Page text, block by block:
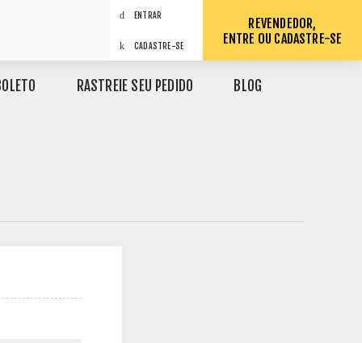
ENTRAR
CADASTRE-SE
REVENDEDOR,
ENTRE OU CADASTRE-SE
RASTREIE SEU PEDIDO BLOG